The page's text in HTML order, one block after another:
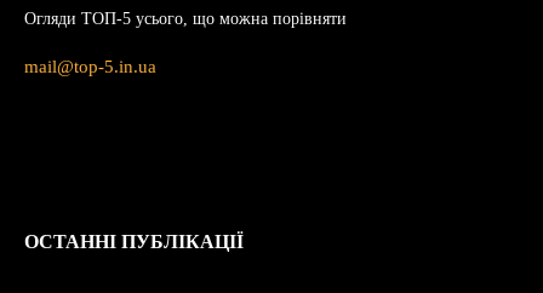
Огляди ТОП-5 усього, що можна порівняти
mail@top-5.in.ua
ОСТАННІ ПУБЛІКАЦІЇ